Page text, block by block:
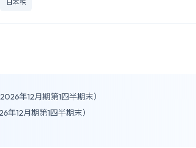
日本株
年12月期第1四半期末）
年12月期第1四半期末）